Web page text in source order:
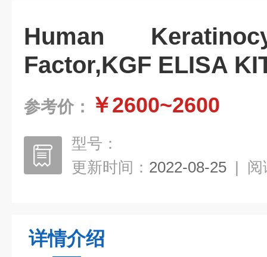
Human
Factor,KGF ELISA
参考价： ￥2600~2600
型号：
更新时间： 2022-08-25 | 阅
详情介绍